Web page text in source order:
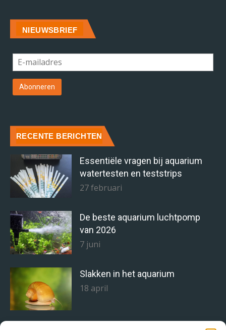
NIEUWSBRIEF
RECENTE BERICHTEN
Essentiële vragen bij aquarium
watertesten en teststrips
27 februari
De beste aquarium luchtpomp
van 2026
7 juni
Slakken in het aquarium
18 april